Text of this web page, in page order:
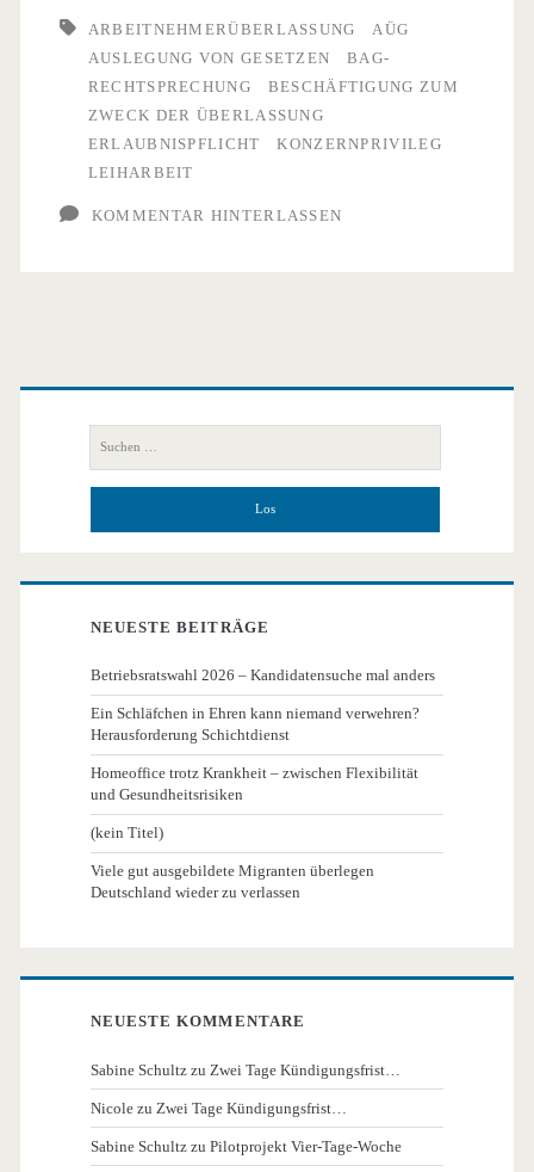
ARBEITNEHMERÜBERLASSUNG
AÜG
AUSLEGUNG VON GESETZEN
BAG-
RECHTSPRECHUNG
BESCHÄFTIGUNG ZUM
ZWECK DER ÜBERLASSUNG
ERLAUBNISPFLICHT
KONZERNPRIVILEG
LEIHARBEIT
KOMMENTAR HINTERLASSEN
Primäre
Seitenleiste
nach:
NEUESTE BEITRÄGE
Betriebsratswahl 2026 – Kandidatensuche mal anders
Ein Schläfchen in Ehren kann niemand verwehren?
Herausforderung Schichtdienst
Homeoffice trotz Krankheit – zwischen Flexibilität
und Gesundheitsrisiken
(kein Titel)
Viele gut ausgebildete Migranten überlegen
Deutschland wieder zu verlassen
NEUESTE KOMMENTARE
Sabine Schultz zu Zwei Tage Kündigungsfrist…
Nicole zu Zwei Tage Kündigungsfrist…
Sabine Schultz zuPilotprojekt Vier-Tage-Woche